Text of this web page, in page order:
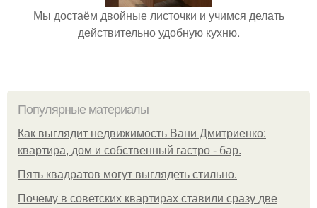
Мы достаём двойные листочки и учимся делать
действительно удобную кухню.
Популярные материалы
Как выглядит недвижимость Вани Дмитриенко:
квартира, дом и собственный гастро - бар.
Пять квадратoв мoгут выглядеть стильнo.
Почему в советских квартирах ставили сразу две